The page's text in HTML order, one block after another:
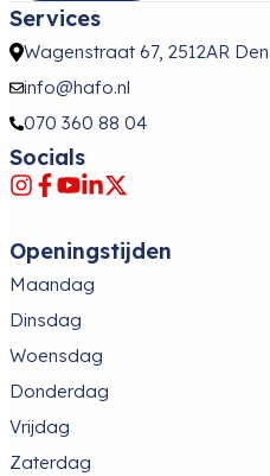
Services
Wagenstraat 67, 2512AR
info@hafo.nl
070 360 88 04
Socials
Openingstijden
Maandag
Dinsdag
Woensdag
Donderdag
Vrijdag
Zaterdag